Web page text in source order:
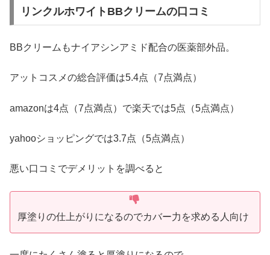
リンクルホワイトBBクリームの口コミ
BBクリームもナイアシンアミド配合の医薬部外品。
アットコスメの総合評価は5.4点（7点満点）
amazonは4点（7点満点）で楽天では5点（5点満点）
yahooショッピングでは3.7点（5点満点）
悪い口コミでデメリットを調べると
厚塗りの仕上がりになるのでカバー力を求める人向け